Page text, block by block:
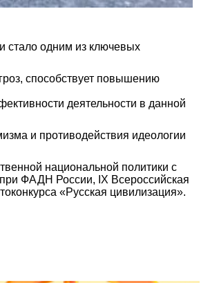
стало одним из ключевых
способствует повышению
деятельности в данной
и противодействия идеологии
национальной политики с
при ФАДН России, IX Всероссийская
«Русская цивилизация».